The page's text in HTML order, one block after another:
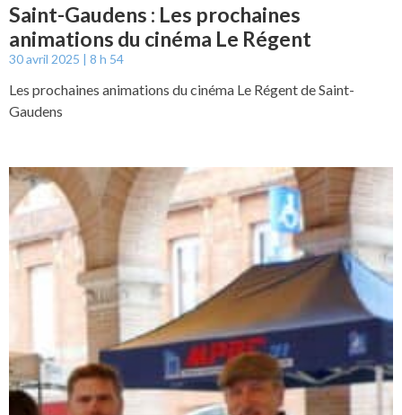
Saint-Gaudens : Les prochaines
animations du cinéma Le Régent
30 avril 2025 8 h 54
Les prochaines animations du cinéma Le Régent de Saint-
Gaudens